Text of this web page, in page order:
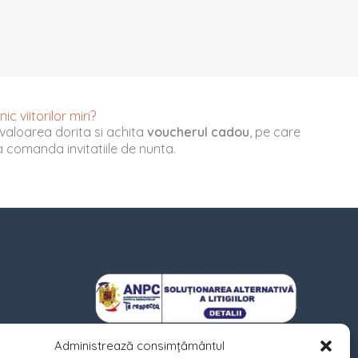
Administrează consimțământul
viitorilor miri?
dorita si achita voucherul cadou , pe care
comanda invitatiile de nunta.